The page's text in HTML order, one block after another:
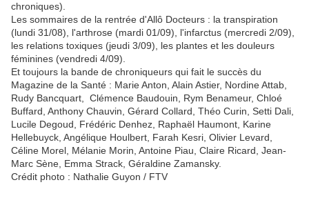
chroniques).
Les sommaires de la rentrée d'Allô Docteurs : la transpiration
(lundi 31/08), l'arthrose (mardi 01/09), l'infarctus (mercredi 2/09),
les relations toxiques (jeudi 3/09), les plantes et les douleurs
féminines (vendredi 4/09).
Et toujours la bande de chroniqueurs qui fait le succès du
Magazine de la Santé : Marie Anton, Alain Astier, Nordine Attab,
Rudy Bancquart, Clémence Baudouin, Rym Benameur, Chloé
Buffard, Anthony Chauvin, Gérard Collard, Théo Curin, Setti Dali,
Lucile Degoud, Frédéric Denhez, Raphaël Haumont, Karine
Hellebuyck, Angélique Houlbert, Farah Kesri, Olivier Levard,
Céline Morel, Mélanie Morin, Antoine Piau, Claire Ricard, Jean-
Marc Sène, Emma Strack, Géraldine Zamansky.
Crédit photo : Nathalie Guyon / FTV